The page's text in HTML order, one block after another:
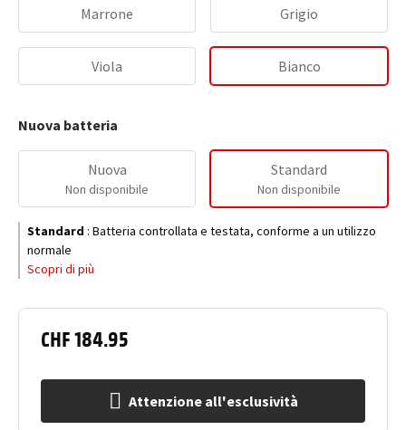
CHF 184.95
Attenzione all'esclusività
Marrone Grigio
Viola Bianco
Nuova batteria
Nuova
Non disponibile
Standard
Non disponibile
Standard : Batteria controllata e testata, conforme a un utilizzo
normale
Scopri di più